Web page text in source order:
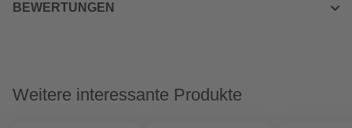
BEWERTUNGEN
Weitere interessante Produkte